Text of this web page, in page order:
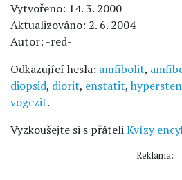
Vytvořeno: 14. 3. 2000
Aktualizováno: 2. 6. 2004
Autor: -red-
Odkazující hesla: amfibolit,
diopsid, diorit, enstatit, hypersten
vogezit.
Vyzkoušejte si s přáteliKvízy
Reklama: